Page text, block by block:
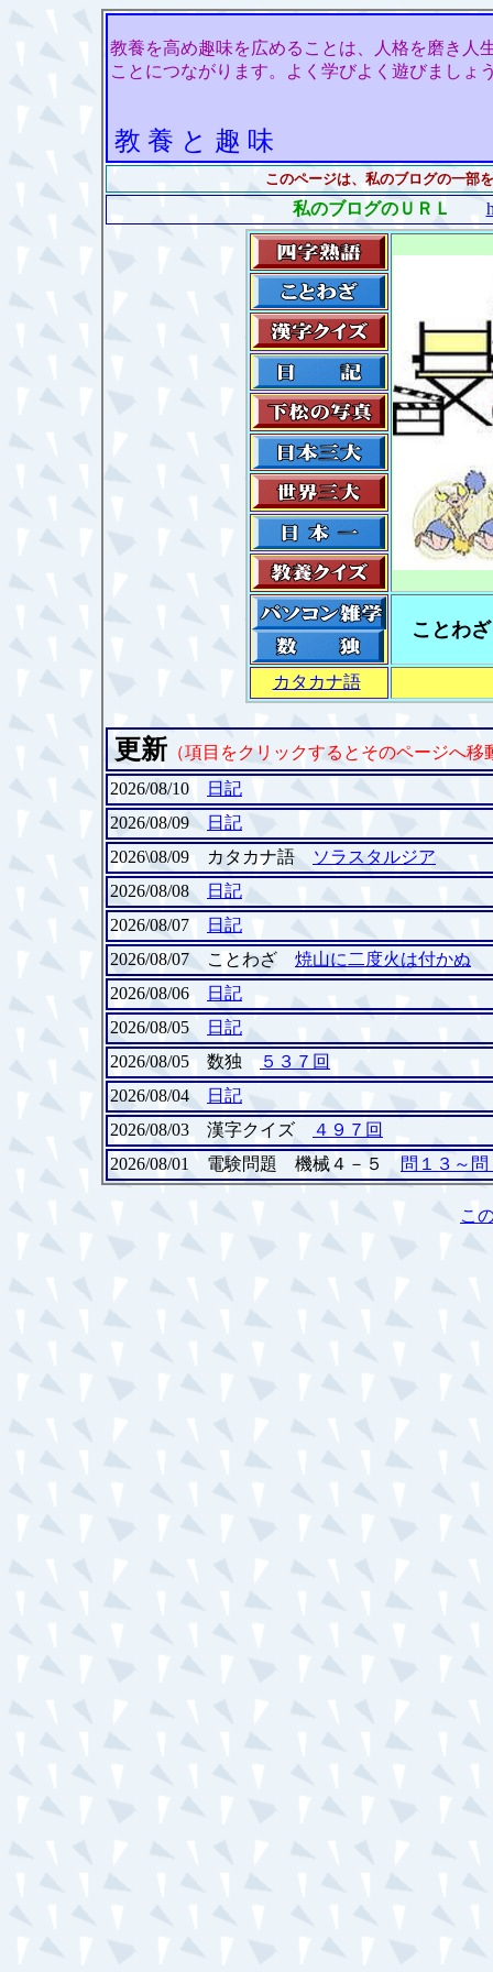
教養を高め趣味を広めることは、人格を磨き人
ことにつながります。よく学びよく遊びましょ
教 養 と 趣 味
このページは、私のブログの一部
私のブログのＵＲＬ
ことわ
カタカナ語
更新 （項目をクリックするとそのページへ移
2026/08/10
日記
2026/08/09
日記
2026\08/09 カタカナ語
ソラスタルジア
2026/08/08
日記
2026/08/07
日記
2026/08/07 ことわざ 焼山に二度火は付かぬ
2026/08/06
日記
2026/08/05
日記
2026/08/05 数独
５３７回
2026/08/04
日記
2026/08/03 漢字クイズ
４９７回
2026/08/01 電験問題 機械４－５
問１３～問
こ